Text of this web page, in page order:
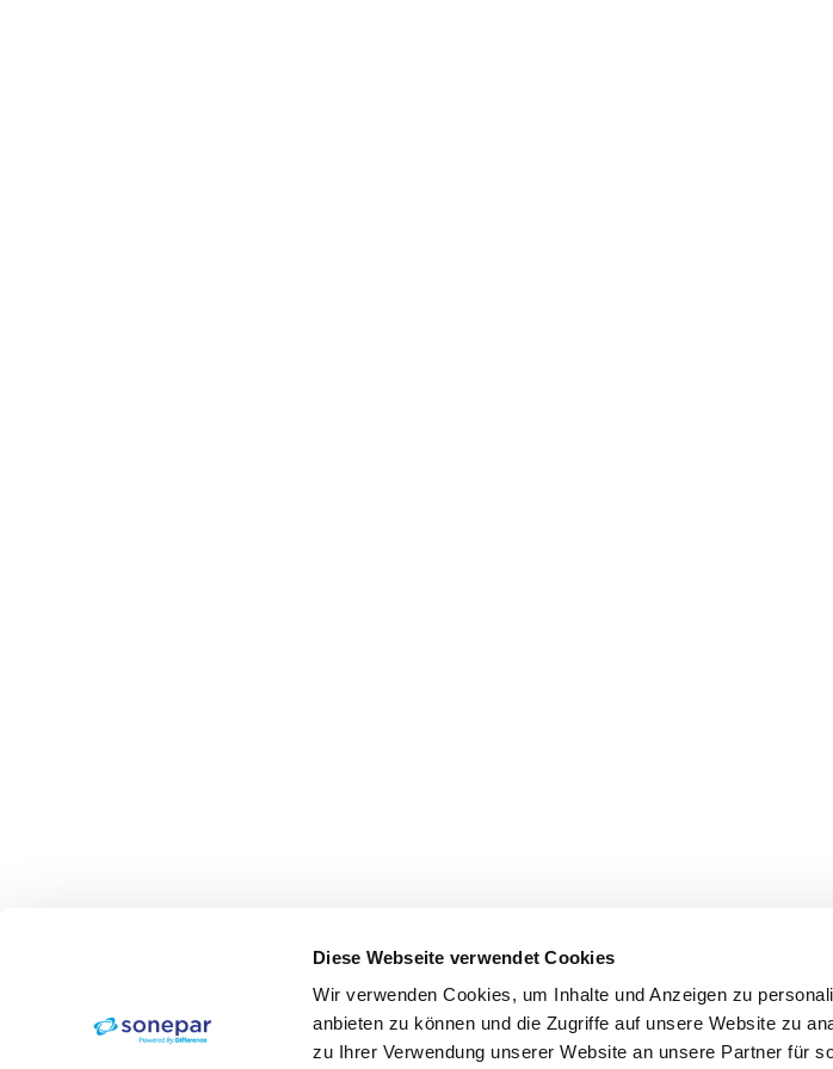
Diese Webseite verwendet Cookies
Wir verwenden Cookies, um Inhalte und Anzeigen zu
anbieten zu können und die Zugriffe auf unsere Website zu
zu Ihrer Verwendung unserer Website an unsere Partner für